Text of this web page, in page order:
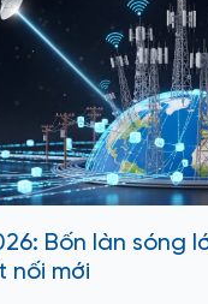
Bốn làn sóng
nối mới